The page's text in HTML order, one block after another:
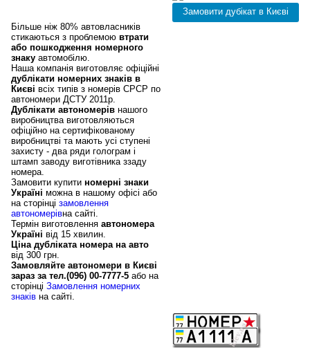
Більше ніж 80% автовласників
стикаються з проблемою втрати
або пошкодження номерного
знаку автомобілю.
Наша компанія виготовляє офіційні
дублікати номерних знаків в
Києві всіх типів з номерів СРСР по
автономери ДСТУ 2011р.
Дублікати автономерів нашого
виробництва виготовляються
офіційно на сертифікованому
виробництві та мають усі ступені
захисту - два ряди голограм і
штамп заводу виготівника ззаду
номера.
Замовити купити номерні знаки
Україні можна в нашому офісі або
на сторінці замовлення
автономерівна сайті.
Термін виготовлення автономера
Україні від 15 хвилин.
Ціна дубліката номера на авто
від 300 грн.
Замовляйте автономери в Києві
зараз за тел.(096) 00-7777-5 або на
сторінці Замовлення номерних
знаків на сайті.